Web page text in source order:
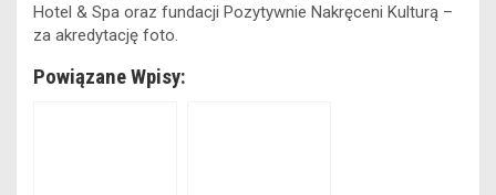
Hotel & Spa oraz fundacji Pozytywnie Nakręceni Kulturą –
za akredytację foto.
Powiązane Wpisy: